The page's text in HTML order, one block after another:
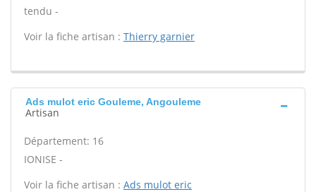
tendu -
Voir la fiche artisan : Thierry garnier
Ads mulot eric Gouleme, Angouleme
Artisan
Département: 16
IONISE -
Voir la fiche artisan : Ads mulot eric